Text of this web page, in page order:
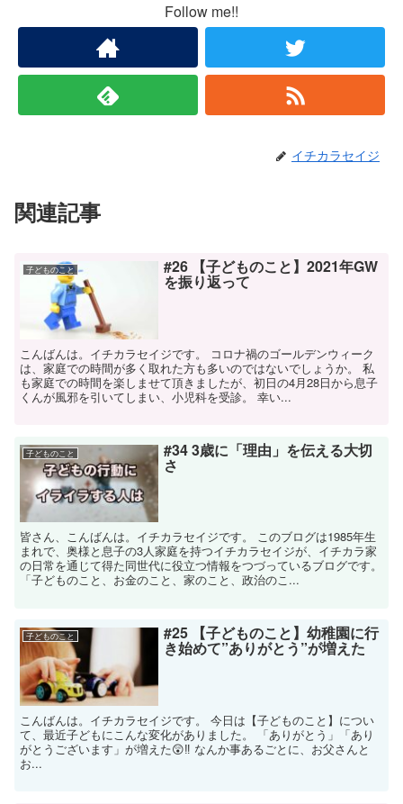
Follow me!!
イチカラセイジ
関連記事
子どものこと #26 【子どものこと】2021年GW
を振り返って
こんばんは。イチカラセイジです。 コロナ禍のゴールデンウィーク
は、家庭での時間が多く取れた方も多いのではないでしょうか。 私
も家庭での時間を楽しませて頂きましたが、初日の4月28日から息子
くんが風邪を引いてしまい、小児科を受診。 幸い...
子どものこと #34 3歳に「理由」を伝える大切
さ
皆さん、こんばんは。イチカラセイジです。 このブログは1985年生
まれで、奥様と息子の3人家庭を持つイチカラセイジが、イチカラ家
の日常を通じて得た同世代に役立つ情報をつづっているブログです。
「子どものこと、お金のこと、家のこと、政治のこ...
子どものこと #25 【子どものこと】幼稚園に行
き始めて”ありがとう”が増えた
こんばんは。イチカラセイジです。 今日は【子どものこと】につい
て、最近子どもにこんな変化がありました。 「ありがとう」「あり
がとうございます」が増えた😲‼️ なんか事あるごとに、お父さんと
お...